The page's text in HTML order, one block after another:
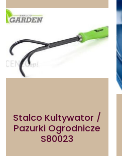
Stalco Kultywator /
Pazurki Ogrodnicze
S80023